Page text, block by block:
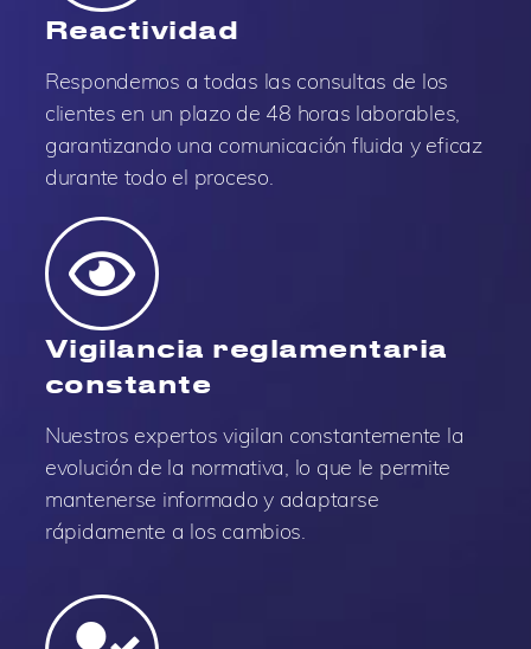
Reactividad
Respondemos a todas las consultas de los
clientes en un plazo de 48 horas laborables,
garantizando una comunicación fluida y eficaz
durante todo el proceso.
Vigilancia reglamentaria
constante
Nuestros expertos vigilan constantemente la
evolución de la normativa, lo que le permite
mantenerse informado y adaptarse
rápidamente a los cambios.